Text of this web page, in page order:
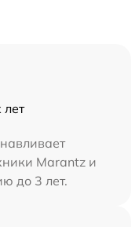
Marantz и
до 3 лет.